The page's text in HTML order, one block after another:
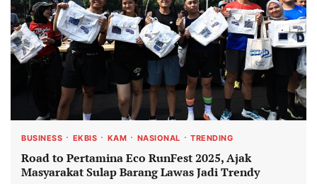
BUSINESS EKBIS KAM NASIONAL TRENDING
Road to Pertamina Eco RunFest 2025, Ajak
Masyarakat Sulap Barang Lawas Jadi Trendy